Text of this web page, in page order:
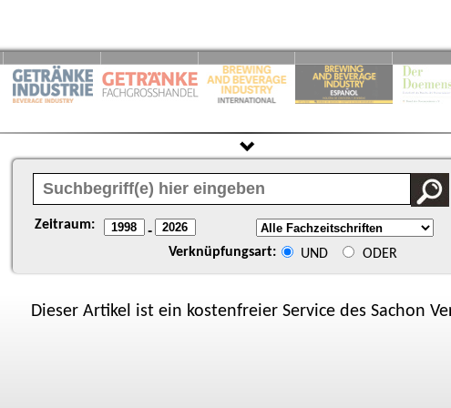
Zeitraum: -
Verknüpfungsart: UND ODER
Dieser Artikel ist ein kostenfreier Service des Sachon